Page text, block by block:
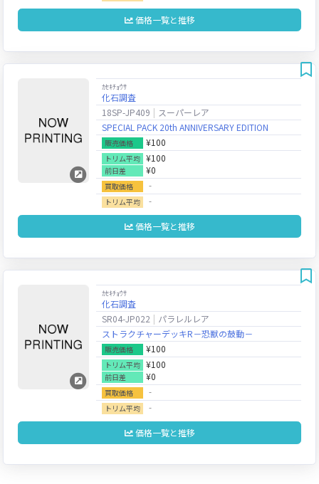
価格一覧と推移
ｶｾｷﾁｮｳｻ
化石調査
18SP-JP409
スーパーレア
SPECIAL PACK 20th ANNIVERSARY EDITION
販売価格 ¥100
トリム平均 ¥100
前日差 ¥0
買取価格 ‐
トリム平均 ‐
価格一覧と推移
ｶｾｷﾁｮｳｻ
化石調査
SR04-JP022
パラレルレア
ストラクチャーデッキR－恐獣の鼓動－
販売価格 ¥100
トリム平均 ¥100
前日差 ¥0
買取価格 ‐
トリム平均 ‐
価格一覧と推移